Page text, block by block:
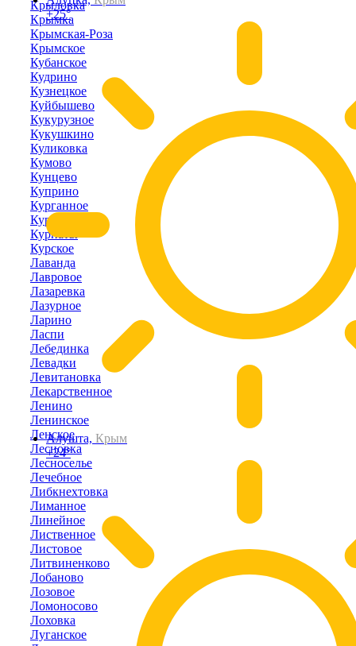
+25°
Алушта, Крым
+24°
Крыловка
Крымка
Крымская-Роза
Крымское
Кубанское
Кудрино
Кузнецкое
Куйбышево
Кукурузное
Кукушкино
Куликовка
Кумово
Кунцево
Куприно
Курганное
Курортное
Курпаты
Курское
Лаванда
Лавровое
Лазаревка
Лазурное
Ларино
Ласпи
Лебединка
Левадки
Левитановка
Лекарственное
Ленино
Ленинское
Ленское
Лесновка
Лесноселье
Лечебное
Либкнехтовка
Лиманное
Линейное
Лиственное
Листовое
Литвиненково
Лобаново
Лозовое
Ломоносово
Лоховка
Луганское